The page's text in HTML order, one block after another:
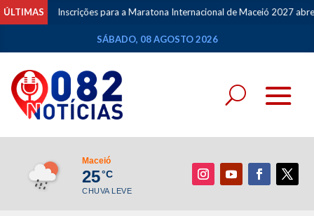
ÚLTIMASInscrições para a Maratona Internacional de Maceió 2027 abrem
SÁBADO, 08 AGOSTO 2026
Maceió
25°C
CHUVA LEVE